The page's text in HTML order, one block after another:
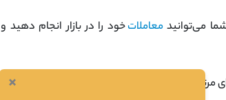
می‌توانیدمعاملاتخود را در بازار انجام دهید و
مرتبط با معاملات
را مدیریت کنید و
×